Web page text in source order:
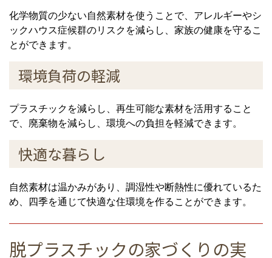
化学物質の少ない自然素材を使うことで、アレルギーやシ
ックハウス症候群のリスクを減らし、家族の健康を守るこ
とができます。
環境負荷の軽減
プラスチックを減らし、再生可能な素材を活用すること
で、廃棄物を減らし、環境への負担を軽減できます。
快適な暮らし
自然素材は温かみがあり、調湿性や断熱性に優れているた
め、四季を通じて快適な住環境を作ることができます。
脱プラスチックの家づくりの実